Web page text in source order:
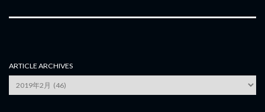
ARTICLE ARCHIVES
Article
Archives